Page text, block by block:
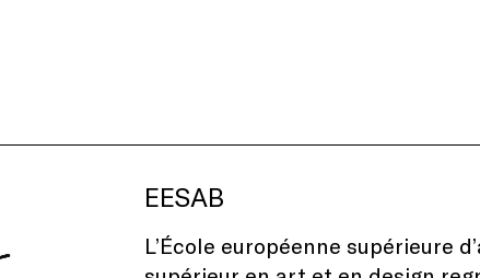
EESAB
L’École européenne supérieure